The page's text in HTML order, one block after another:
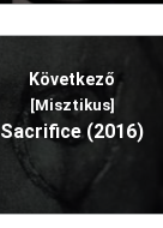
Következő
[Misztikus]
Sacrifice (2016)